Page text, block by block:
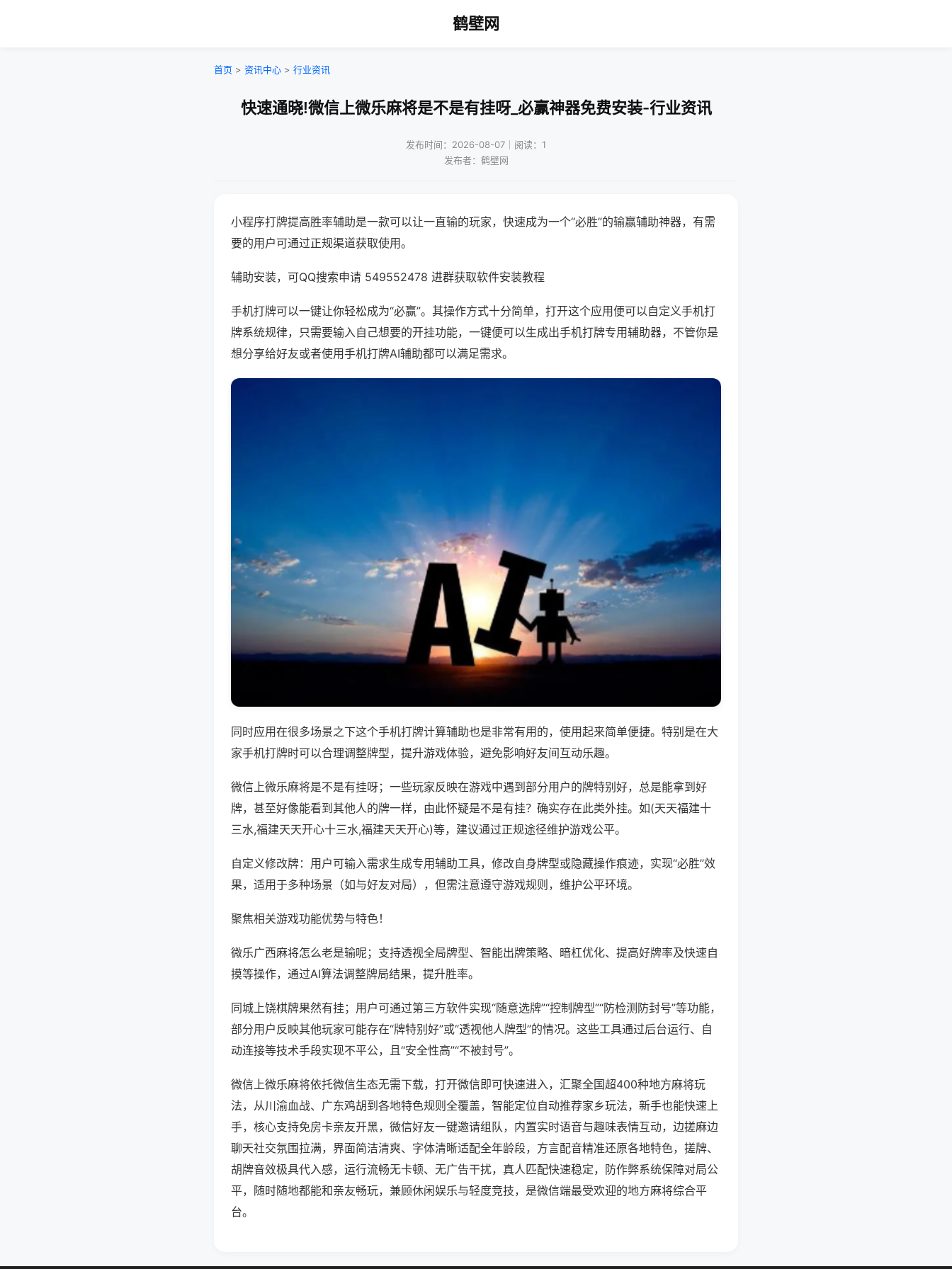
鹤壁网
首页 > 资讯中心 > 行业资讯
快速通晓!微信上微乐麻将是不是有挂呀_必赢神器免费安装-行业资讯
发布时间：2026-08-07｜阅读：1
发布者：鹤壁网
小程序打牌提高胜率辅助是一款可以让一直输的玩家，快速成为一个“必胜”的输赢辅助神器，有需
要的用户可通过正规渠道获取使用。
辅助安装，可QQ搜索申请 549552478 进群获取软件安装教程
手机打牌可以一键让你轻松成为“必赢”。其操作方式十分简单，打开这个应用便可以自定义手机打
牌系统规律，只需要输入自己想要的开挂功能，一键便可以生成出手机打牌专用辅助器，不管你是
想分享给好友或者使用手机打牌AI辅助都可以满足需求。
同时应用在很多场景之下这个手机打牌计算辅助也是非常有用的，使用起来简单便捷。特别是在大
家手机打牌时可以合理调整牌型，提升游戏体验，避免影响好友间互动乐趣。
微信上微乐麻将是不是有挂呀；一些玩家反映在游戏中遇到部分用户的牌特别好，总是能拿到好
牌，甚至好像能看到其他人的牌一样，由此怀疑是不是有挂？确实存在此类外挂。如(天天福建十
三水,福建天天开心十三水,福建天天开心)等，建议通过正规途径维护游戏公平。
自定义修改牌：用户可输入需求生成专用辅助工具，修改自身牌型或隐藏操作痕迹，实现“必胜”效
果，适用于多种场景（如与好友对局），但需注意遵守游戏规则，维护公平环境。
聚焦相关游戏功能优势与特色！
微乐广西麻将怎么老是输呢；支持透视全局牌型、智能出牌策略、暗杠优化、提高好牌率及快速自
摸等操作，通过AI算法调整牌局结果，提升胜率。
同城上饶棋牌果然有挂；用户可通过第三方软件实现“随意选牌”“控制牌型”“防检测防封号”等功能，
部分用户反映其他玩家可能存在“牌特别好”或“透视他人牌型”的情况。这些工具通过后台运行、自
动连接等技术手段实现不平公，且“安全性高”“不被封号”。
微信上微乐麻将依托微信生态无需下载，打开微信即可快速进入，汇聚全国超400种地方麻将玩
法，从川渝血战、广东鸡胡到各地特色规则全覆盖，智能定位自动推荐家乡玩法，新手也能快速上
手，核心支持免房卡亲友开黑，微信好友一键邀请组队，内置实时语音与趣味表情互动，边搓麻边
聊天社交氛围拉满，界面简洁清爽、字体清晰适配全年龄段，方言配音精准还原各地特色，搓牌、
胡牌音效极具代入感，运行流畅无卡顿、无广告干扰，真人匹配快速稳定，防作弊系统保障对局公
平，随时随地都能和亲友畅玩，兼顾休闲娱乐与轻度竞技，是微信端最受欢迎的地方麻将综合平
台。